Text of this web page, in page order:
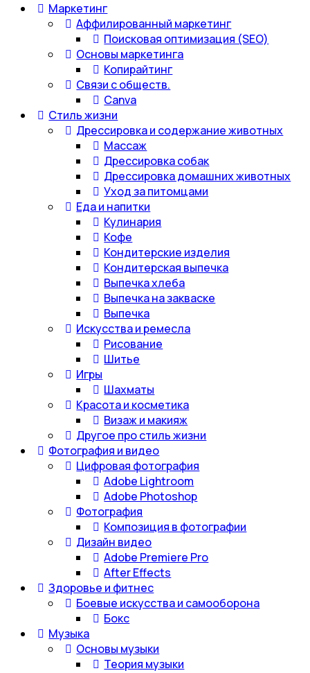
Маркетинг
Аффилированный маркетинг
Поисковая оптимизация (SEO)
Основы маркетинга
Копирайтинг
Связи с обществ.
Canva
Стиль жизни
Дрессировка и содержание животных
Массаж
Дрессировка собак
Дрессировка домашних животных
Уход за питомцами
Еда и напитки
Кулинария
Кофе
Кондитерские изделия
Кондитерская выпечка
Выпечка хлеба
Выпечка на закваске
Выпечка
Искусства и ремесла
Рисование
Шитье
Игры
Шахматы
Красота и косметика
Визаж и макияж
Другое про стиль жизни
Фотография и видео
Цифровая фотография
Adobe Lightroom
Adobe Photoshop
Фотография
Композиция в фотографии
Дизайн видео
Adobe Premiere Pro
After Effects
Здоровье и фитнес
Боевые искусства и самооборона
Бокс
Музыка
Основы музыки
Теория музыки